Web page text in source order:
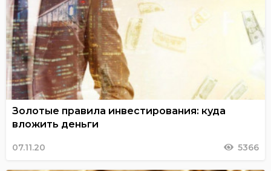
Золотые правила инвестирования: куда
вложить деньги
07.11.20 5366